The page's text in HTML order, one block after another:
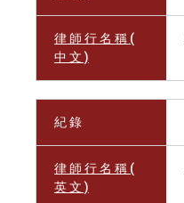
律 師 行 名 稱 (
中 文 )
紀 錄
律 師 行 名 稱 (
英 文 )